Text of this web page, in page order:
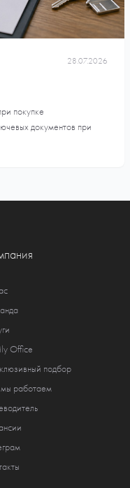
28.07.2026
покупке
документов при
Office
подбор
работаем